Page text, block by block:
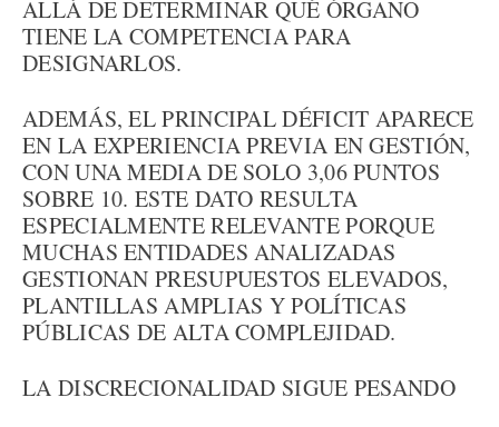
ALLÁ DE DETERMINAR QUÉ ÓRGANO
TIENE LA COMPETENCIA PARA
DESIGNARLOS.
ADEMÁS, EL PRINCIPAL DÉFICIT APARECE
EN LA EXPERIENCIA PREVIA EN GESTIÓN,
CON UNA MEDIA DE SOLO 3,06 PUNTOS
SOBRE 10. ESTE DATO RESULTA
ESPECIALMENTE RELEVANTE PORQUE
MUCHAS ENTIDADES ANALIZADAS
GESTIONAN PRESUPUESTOS ELEVADOS,
PLANTILLAS AMPLIAS Y POLÍTICAS
PÚBLICAS DE ALTA COMPLEJIDAD.
LA DISCRECIONALIDAD SIGUE PESANDO